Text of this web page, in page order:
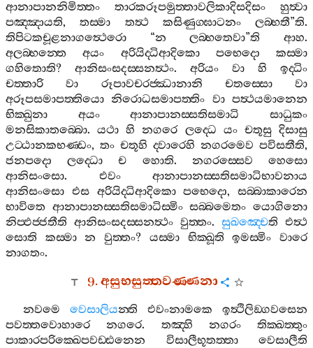
ආනාපානනිමිත‍්තං
තාරකරූපමුත‍්තාවලිකාදිසදිසං
හුත්‍වා
පඤ‍්ඤායති,තස‍්මා තත්‍ථ කසිණුග‍්ඝාටනං ලබ‍්භතී”ති.
තිපිටකචූළනාගත්‍ථෙරො “න ලබ‍්භතෙවා”ති ආහ.
අලබ‍්භන‍්තෙ
අයං අරියිද‍්ධිආදිකො පභෙදො
කස‍්මා
ගහිතොති? ආනිසංසදස‍්සනත්‍ථං. අරියං වා හි
ඉද‍්ධිං
චත‍්තාරි
වා රූපාවචරජ‍්ඣානානි චතස‍්සො
වා
අරූපසමාපත‍්තියො නිරොධසමාපත‍්තිං වා පත්‍ථයමානෙන
භික‍්ඛුනා
අයං ආනාපානස‍්සතිසමාධි
සාධුකං
මනසිකාතබ‍්බො.යථා හි නගරෙ ලද‍්ධෙ යං චතූසු දිසාසු
උට‍්ඨානකභණ‍්ඩං, තං චතූහි ද‍්වාරෙහි නගරමෙව පවිසතීති,
ජනපදො
ලද‍්ධො ච හොති. නගරස‍්සෙව
හෙසො
ආනිසංසො. එවං
ආනාපානස‍්සතිසමාධිභාවනාය
ආනිසංසො එස අරියිද‍්ධිආදිකො පභෙදො, සබ‍්බාකාරෙන
භාවිතෙ ආනාපානස‍්සතිසමාධිස‍්මිං සබ‍්බමෙතං යොගිනො
නිප‍්ඵජ‍්ජතීති ආනිසංසදස‍්සනත්‍ථං වුත‍්තං. සුඛඤ‍්චෙති එත්‍ථ
සොති
කස‍්මා න වුත‍්තං? යස‍්මා භික‍්ඛූති ඉමස‍්මිං
වාරෙ
නාගතං.
9.අසුභසුත‍්තවණ‍්ණනා
නවමෙ වෙසාලියන‍්ති එවංනාමකෙ
ඉත්‍ථිලිඞ‍්ගවසෙන
පවත‍්තවොහාරෙ
නගරෙ. තඤ‍්හි නගරං
තික‍්ඛත‍්තුං
පාකාරපරික‍්ඛෙපවඩ‍්ඪනෙන
විසාලීභූතත‍්තා
වෙසාලීති